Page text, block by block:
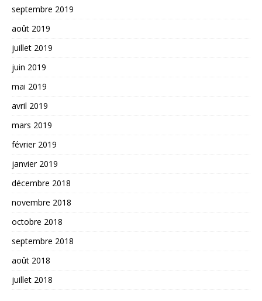
septembre 2019
août 2019
juillet 2019
juin 2019
mai 2019
avril 2019
mars 2019
février 2019
janvier 2019
décembre 2018
novembre 2018
octobre 2018
septembre 2018
août 2018
juillet 2018